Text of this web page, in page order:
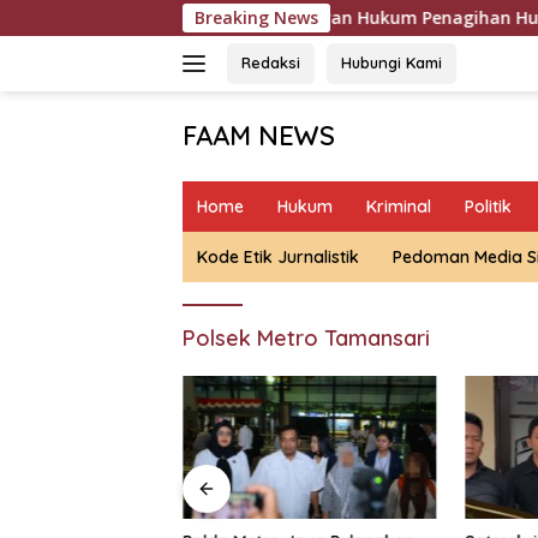
ke
Breaking News
Saat Menagih, Ini Aturan Hukum Penagihan Hutang di
Redaksi Hubungi Kami
FAAM NEWS
Fakta,
Aspirasi
Home Hukum Kriminal Politik
Kode Etik Jurnalistik Pedoman Media
Polsek Metro Tamansari